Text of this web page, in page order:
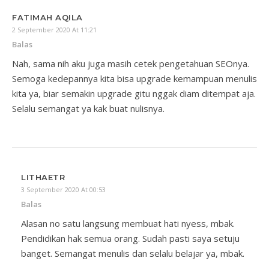
FATIMAH AQILA
2 September 2020 At 11:21
Balas
Nah, sama nih aku juga masih cetek pengetahuan SEOnya.
Semoga kedepannya kita bisa upgrade kemampuan menulis
kita ya, biar semakin upgrade gitu nggak diam ditempat aja.
Selalu semangat ya kak buat nulisnya.
LITHAETR
3 September 2020 At 00:53
Balas
Alasan no satu langsung membuat hati nyess, mbak.
Pendidikan hak semua orang. Sudah pasti saya setuju
banget. Semangat menulis dan selalu belajar ya, mbak.